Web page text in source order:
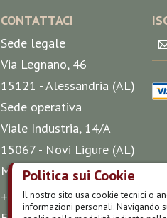
Politica sui Cookie
Il nostro sito usa cookie tecnici o
informazioni personali. Navigando
CONTATTACI
Sede legale
Via Legnano, 46
15121 - Alessandria (AL)
Sede operativa
Viale Industria, 14/A
15067 - Novi Ligure (AL)
Mappa
+39 0143 51 35 75
alla